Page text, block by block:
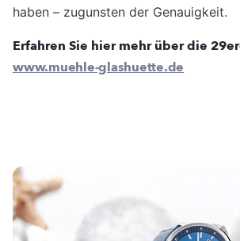
haben – zugunsten der Genauigkeit.
Erfahren Sie hier mehr über die
www.muehle-glashuette.de